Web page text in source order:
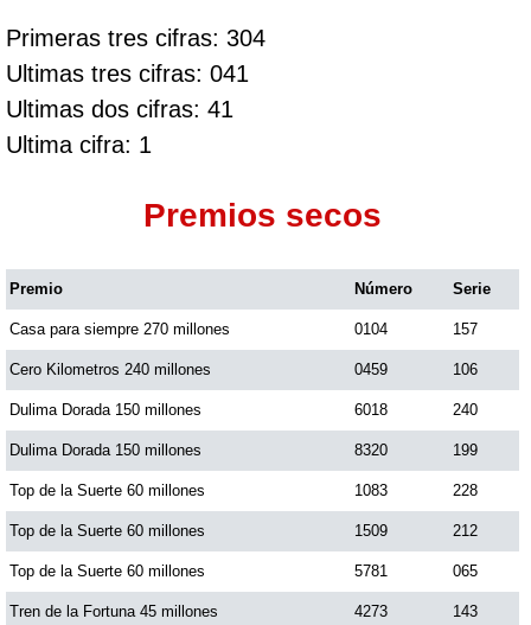
Primeras tres cifras: 304
Ultimas tres cifras: 041
Ultimas dos cifras: 41
Ultima cifra: 1
Premios secos
Premio Número Serie
Casa para siempre 270 millones 0104 157
Cero Kilometros 240 millones 0459 106
Dulima Dorada 150 millones 6018 240
Dulima Dorada 150 millones 8320 199
Top de la Suerte 60 millones 1083 228
Top de la Suerte 60 millones 1509 212
Top de la Suerte 60 millones 5781 065
Tren de la Fortuna 45 millones 4273 143